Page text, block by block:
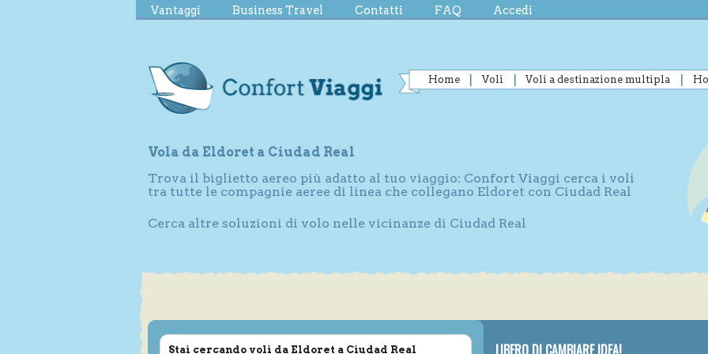
Vantaggi Business Travel Contatti FAQ Accedi
Home Voli Voli a destinazione multipla
Vola da Eldoret a Ciudad Real
Trova il biglietto aereo più adatto al tuo viaggio: Confort Viaggi cerca i voli
tra tutte le compagnie aeree di linea che collegano Eldoret con Ciudad Real
Cerca altre soluzioni di volo nelle vicinanze di Ciudad Real
Stai cercando voli da Eldoret a Ciudad Real LIBERO DI CAMBIARE IDEA!